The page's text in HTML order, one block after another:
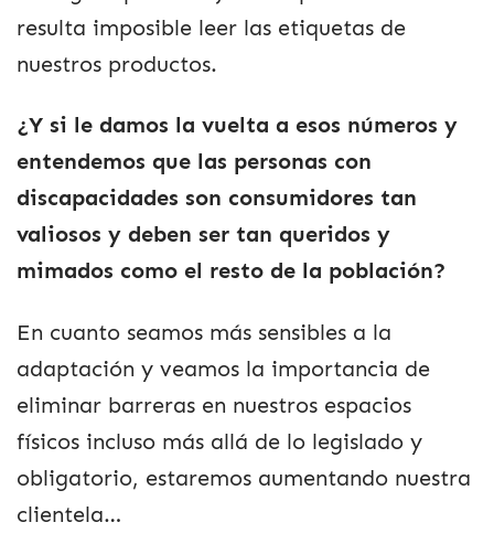
resulta imposible leer las etiquetas de
nuestros productos.
¿Y si le damos la vuelta a esos números y
entendemos que las personas con
discapacidades son consumidores tan
valiosos y deben ser tan queridos y
mimados como el resto de la población?
En cuanto seamos más sensibles a la
adaptación y veamos la importancia de
eliminar barreras en nuestros espacios
físicos incluso más allá de lo legislado y
obligatorio, estaremos aumentando nuestra
clientela…